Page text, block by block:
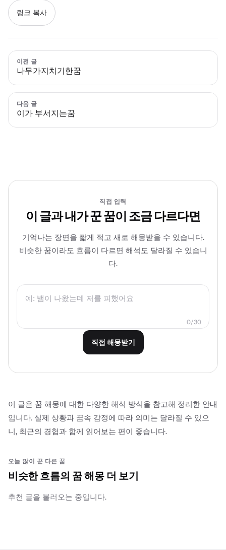
링크 복사
이전 글
나무가지치기한꿈
다음 글
이가 부서지는꿈
직접 입력
이 글과 내가 꾼 꿈이 조금 다르다면
기억나는 장면을 짧게 적고 새로 해몽받을 수 있습니다.
비슷한 꿈이라도 흐름이 다르면 해석도 달라질 수 있습니
다.
0/30
직접 해몽받기
이 글은 꿈 해몽에 대한 다양한 해석 방식을 참고해 정리한 안내
입니다. 실제 상황과 꿈속 감정에 따라 의미는 달라질 수 있으
니, 최근의 경험과 함께 읽어보는 편이 좋습니다.
오늘 많이 꾼 다른 꿈
비슷한 흐름의 꿈 해몽 더 보기
추천 글을 불러오는 중입니다.